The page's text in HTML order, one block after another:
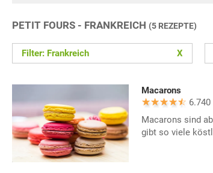
PETIT FOURS - FRANKREICH (5 REZEPTE)
Filter: Frankreich X
Macarons
Macarons sind
gibt so viele